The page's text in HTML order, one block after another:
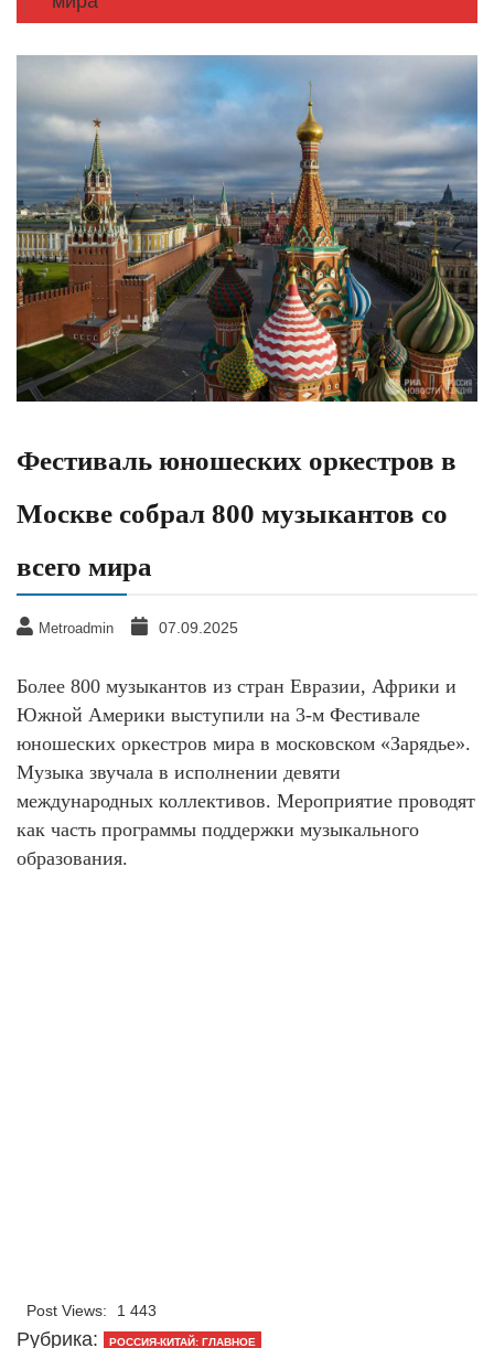
Фестиваль юношеских оркестров в
Москве собрал 800 музыкантов со
всего мира
Metroadmin 07.09.2025
Более 800 музыкантов из стран Евразии, Африки и
Южной Америки выступили на 3-м Фестивале
юношеских оркестров мира в московском «Зарядье».
Музыка звучала в исполнении девяти
международных коллективов. Мероприятие проводят
как часть программы поддержки музыкального
образования.
Post Views: 1 443
Рубрика: РОССИЯ-КИТАЙ: ГЛАВНОЕ